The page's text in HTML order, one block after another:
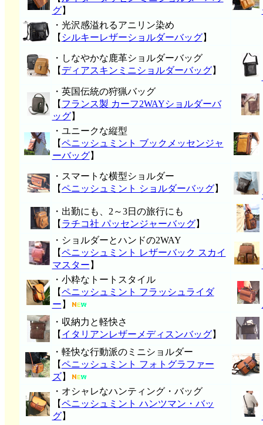
グ】
・光沢感溢れるアニリン染め
【 シルキーレザーショルダーバッグ】
・しなやかな鹿革ショルダーバッグ
【 ディアスキンミニショルダーバッグ】
・英国伝統の狩猟バッグ
【 フランス製 カーフ2WAYショルダーバ
ッグ】
・ユニークな縦型
【ペニッシュミント ブックメッセンジャ
ーバッグ】
・スマートな横型ショルダー
【ペニッシュミント ショルダーバッグ】
・出勤にも、2～3日の旅行にも
【 ラチコ社 パッセンジャーバッグ】
・ショルダーとハンドの2WAY
【ペニッシュミント レザーバック スカイ
マスター 】
・小粋なトートスタイル
【ペニッシュミント フラッシュライダ
ー 】
・収納力と軽快さ
【 イタリアンレザーメディスンバッグ】
・軽快な行動派のミニショルダー
【ペニッシュミント フォトグラファー
ズ】
・オシャレなハンティング・バッグ
【ペニッシュミント ハンツマン・バッ
グ】